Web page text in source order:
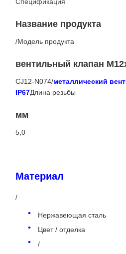
Название продукта
/Модель продукта
вентильный клапан
CJ12-N074/металлический
IP67Длина резьбы
мм
5,0
Материал
/
Нержавеющая сталь
Цвет / отделка
/